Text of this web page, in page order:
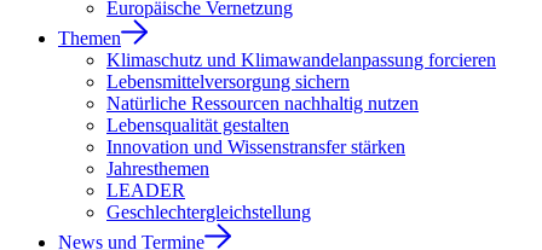
Europäische Vernetzung
Themen
Klimaschutz und Klimawandelanpassung forcieren
Lebensmittelversorgung sichern
Natürliche Ressourcen nachhaltig nutzen
Lebensqualität gestalten
Innovation und Wissenstransfer stärken
Jahresthemen
LEADER
Geschlechtergleichstellung
News und Termine